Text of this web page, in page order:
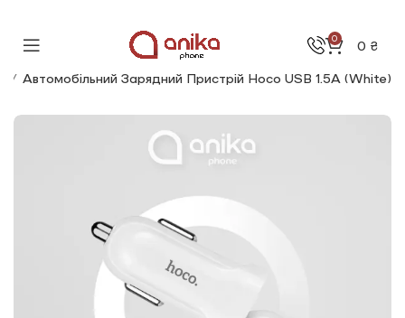
0 0 ₴
Автомобільний Зарядний Пристрій Hoco USB 1.5А (White)